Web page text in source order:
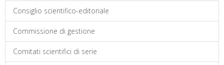
Consiglio scientifico-editoriale
Commissione di gestione
Comitati scientifici di serie